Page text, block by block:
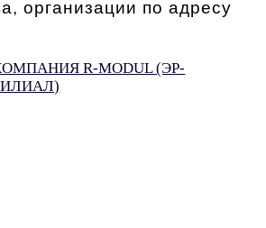
организации по адресу
R-MODUL (ЭР-